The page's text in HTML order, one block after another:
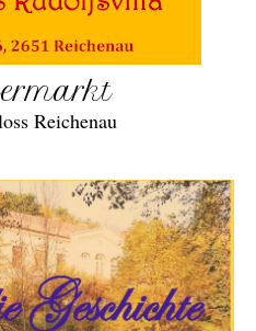
Reichenau